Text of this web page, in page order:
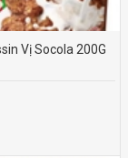
Vị Socola 200G